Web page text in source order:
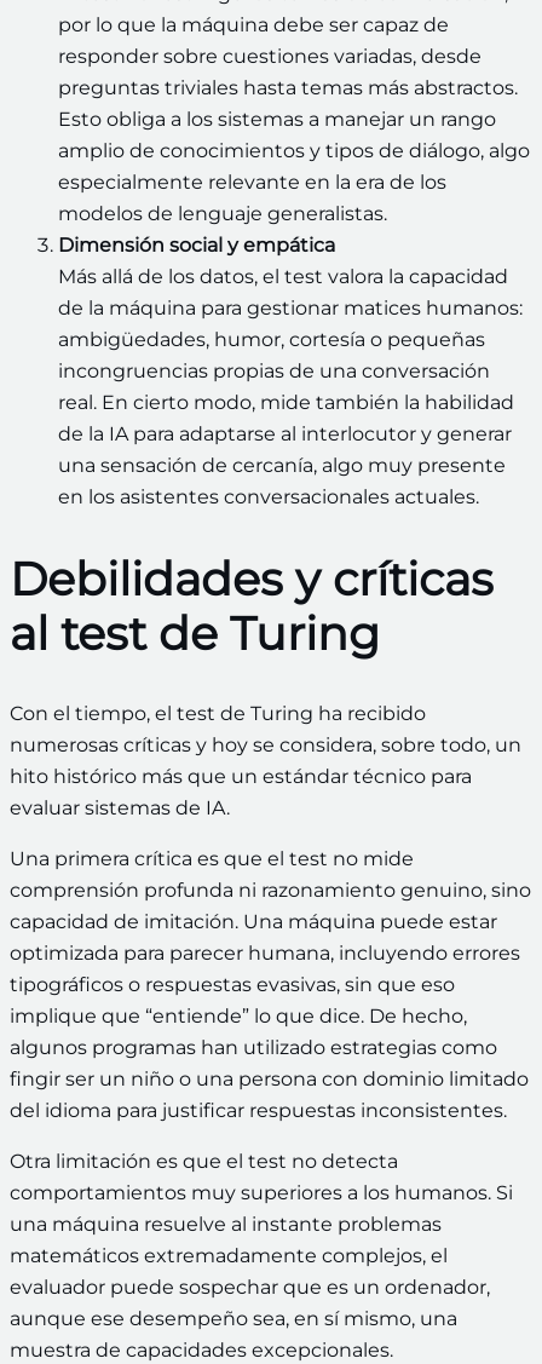
por lo que la máquina debe ser capaz de
responder sobre cuestiones variadas, desde
preguntas triviales hasta temas más abstractos.
Esto obliga a los sistemas a manejar un rango
amplio de conocimientos y tipos de diálogo, algo
especialmente relevante en la era de los
modelos de lenguaje generalistas.
Dimensión social y empática
Más allá de los datos, el test valora la capacidad
de la máquina para gestionar matices humanos:
ambigüedades, humor, cortesía o pequeñas
incongruencias propias de una conversación
real. En cierto modo, mide también la habilidad
de la IA para adaptarse al interlocutor y generar
una sensación de cercanía, algo muy presente
en los asistentes conversacionales actuales.
Debilidades y críticas
al test de Turing
Con el tiempo, el test de Turing ha recibido
numerosas críticas y hoy se considera, sobre todo, un
hito histórico más que un estándar técnico para
evaluar sistemas de IA.
Una primera crítica es que el test no mide
comprensión profunda ni razonamiento genuino, sino
capacidad de imitación. Una máquina puede estar
optimizada para parecer humana, incluyendo errores
tipográficos o respuestas evasivas, sin que eso
implique que “entiende” lo que dice. De hecho,
algunos programas han utilizado estrategias como
fingir ser un niño o una persona con dominio limitado
del idioma para justificar respuestas inconsistentes.
Otra limitación es que el test no detecta
comportamientos muy superiores a los humanos. Si
una máquina resuelve al instante problemas
matemáticos extremadamente complejos, el
evaluador puede sospechar que es un ordenador,
aunque ese desempeño sea, en sí mismo, una
muestra de capacidades excepcionales.